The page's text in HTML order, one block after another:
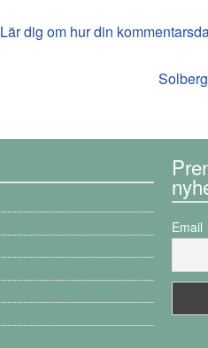
Lär dig om hur din
Email